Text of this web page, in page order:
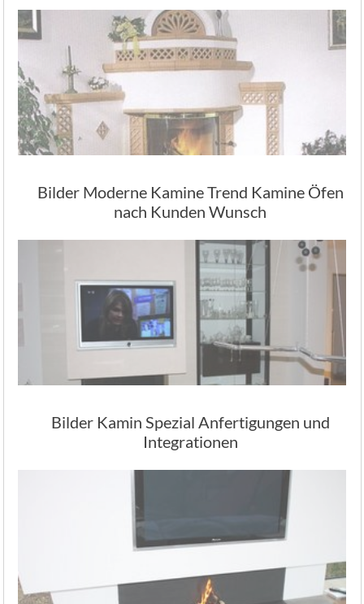
Bilder Moderne Kamine Trend Kamine Öfen
nach Kunden Wunsch
Bilder Kamin Spezial Anfertigungen und
Integrationen